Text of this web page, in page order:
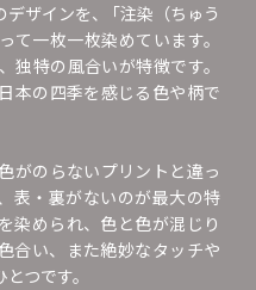
ザインを、 ｢注染（ちゅう
て一枚一枚染めています。
独特の風合いが特徴です。
本の四季を感じる色や柄で
がのらないプリントと違っ
表・裏がないのが最大の特
染められ、色と色が混じり
合い、また絶妙なタッチや
つです。